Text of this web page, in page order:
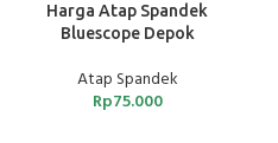
Harga Atap Spandek
Bluescope Depok
Atap Spandek
Rp75.000